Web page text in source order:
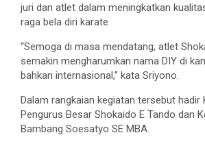
juri dan atlet dalam meningkatkan
raga bela diri karate
“Semoga di masa mendatang, atlet
semakin mengharumkan nama DIY di
bahkan internasional,” kata Sriyono.
Dalam rangkaian kegiatan tersebut hadir
Pengurus Besar Shokaido E Tando dan
Bambang Soesatyo SE MBA.